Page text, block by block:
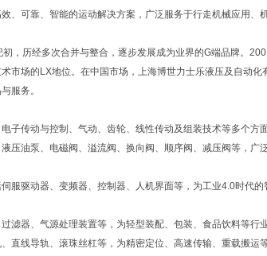
、可靠、智能的运动解决方案，广泛服务于行走机械应用、
，历经多次合并与整合，逐步发展成为业界的G端品牌。
市场的LX地位。在中国市场，上海博世力士乐液压及自动
服务。
子传动与控制、气动、齿轮、线性传动及组装技术等多个方
压油泵、电磁阀、溢流阀、换向阀、顺序阀、减压阀等，
服驱动器、变频器、控制器、人机界面等，为工业4.0时代
滤器、气源处理装置等，为轻型装配、包装、食品饮料等行
直线导轨、滚珠丝杠等，为精密定位、高速传输、重载搬